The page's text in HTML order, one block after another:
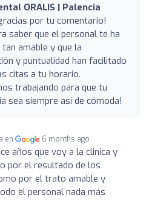
ORALIS | Palencia
por tu comentario!
saber que el personal te ha
amable y que la
y puntualidad han facilitado
citas a tu horario.
trabajando para que tu
sea siempre así de cómoda!
en 6 months ago
años que voy a la clinica y
por el resultado de los
por el trato amable y
el personal nada más